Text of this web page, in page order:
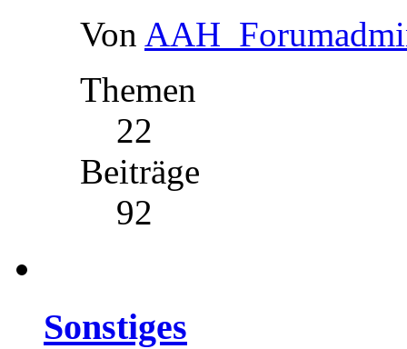
Von
Themen
22
Beiträge
92
Sonstiges